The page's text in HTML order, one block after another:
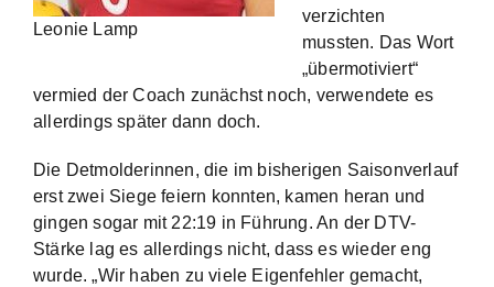
Leonie Lamp
verzichten
mussten. Das Wort
„übermotiviert“
vermied der Coach zunächst noch, verwendete es
allerdings später dann doch.
Die Detmolderinnen, die im bisherigen Saisonverlauf
erst zwei Siege feiern konnten, kamen heran und
gingen sogar mit 22:19 in Führung. An der DTV-
Stärke lag es allerdings nicht, dass es wieder eng
wurde. „Wir haben zu viele Eigenfehler gemacht,